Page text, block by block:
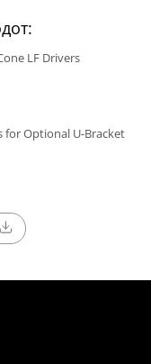
LF Drivers
for Optional U-Bracket